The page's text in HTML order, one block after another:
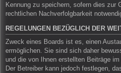
Kennung zu speichern, sofern dies zur
rechtlichen Nachverfolgbarkeit
REGELUNGEN BEZÜGLICH DER
Zweck eines Boards ist es, einen
ermöglichen. Sie sind sich daher
und die von Ihnen erstellten Beiträge
Der Betreiber kann jedoch festlegen,